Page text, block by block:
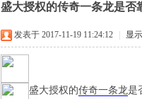
›
盛大授权的传奇一条龙是否
发表于 2017-11-19 11:24:12 显
盛大授权的传奇一条龙是